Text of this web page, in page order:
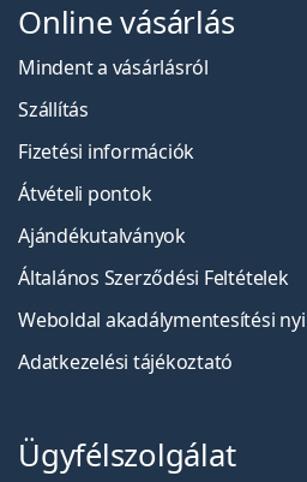
Online vásárlás
Mindent a vásárlásról
Szállítás
Fizetési információk
Átvételi pontok
Ajándékutalványok
Általános Szerződési Feltételek
Weboldal akadálymentesítési
Adatkezelési tájékoztató
Ügyfélszolgálat